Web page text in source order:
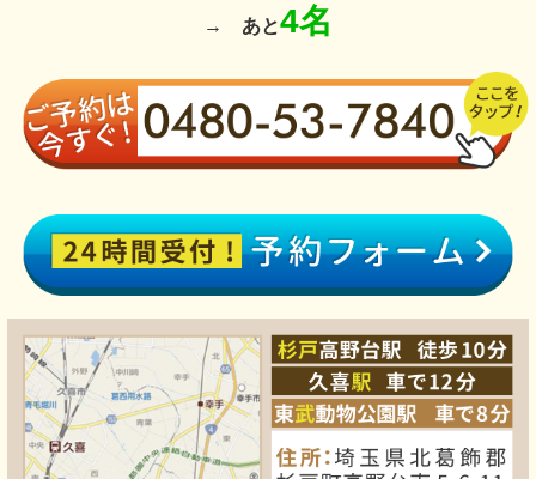
→ あと4名